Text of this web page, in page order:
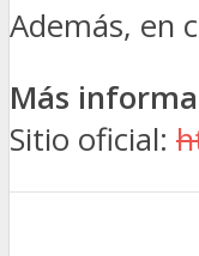
Además, en
Más
Sitio oficial: